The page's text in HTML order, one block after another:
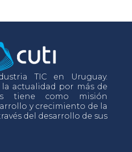
TIC en Uruguay.
actualidad por más de
tiene como misión
y crecimiento de la
del desarrollo de sus